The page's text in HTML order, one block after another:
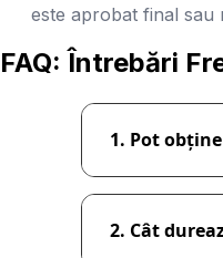
este aprobat final sau
FAQ: Întrebări
1. Pot
2. Cât